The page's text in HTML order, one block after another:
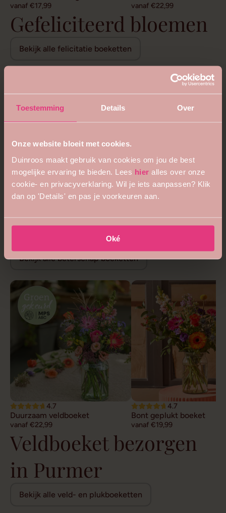
Toestemming Details Over
Onze website bloeit met cookies.
Duinroos maakt gebruik van cookies om jou de best
mogelijke ervaring te bieden. Lees hier alles over onze
cookie- en privacyverklaring. Wil je iets aanpassen? Klik
dan op 'Details' en pas je voorkeuren aan.
Oké
vanaf €17,99 vanaf €22,99
Gefeliciteerd bloemen
Bekijk alle felicitatie boeketten
5
vanaf €68,99 vanaf €26,99
Beterschap bloemen
Bekijk alle beterschap boeketten
4.7
Duurzaam veldboeket
vanaf €22,99
4.7
Bont geplukt boeket
vanaf €19,99
Veldboeket bezorgen
in Purmer
Bekijk alle veld- en plukboeketten